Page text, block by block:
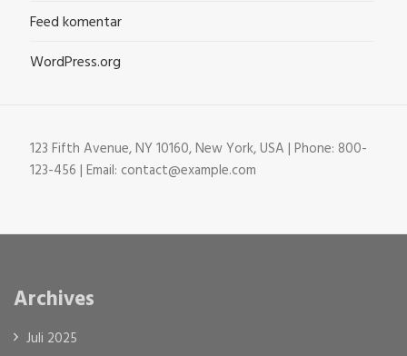
Feed komentar
WordPress.org
123 Fifth Avenue, NY 10160, New York, USA | Phone: 800-
123-456 | Email: contact@example.com
Archives
Juli 2025